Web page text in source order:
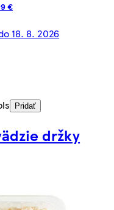
€
18. 8. 2026
Pridať
držky